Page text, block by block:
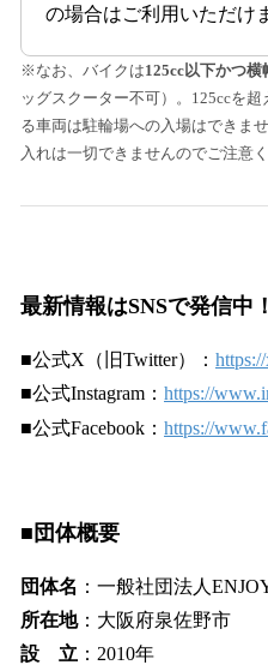
の場合はご利用いただけ
※なお、バイクは125cc以下かつ
ッグスクーター不可）。125ccを
る車両は駐輪場への入場はできま
入れは一切できませんのでご注意く
最新情報はSNSで発信中！
■公式X（旧Twitter）：
■公式Instagram： https://
■公式Facebook： https://
■団体概要
団体名 ：一般社団法人
所在地：大阪府泉佐野市
設 立 ：2010年